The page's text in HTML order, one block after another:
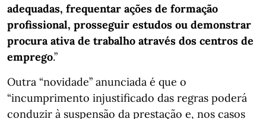
adequadas, frequentar ações de formação
profissional, prosseguir estudos ou demonstrar
procura ativa de trabalho através dos centros de
emprego.”
Outra “novidade” anunciada é que o
“incumprimento injustificado das regras poderá
conduzir à suspensão da prestação e, nos casos